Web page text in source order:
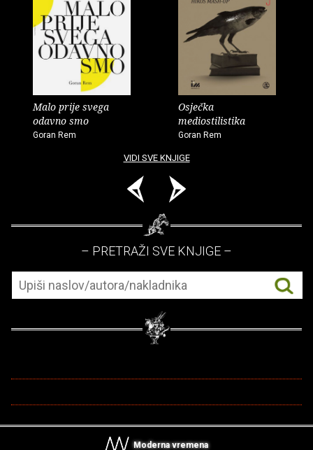
Malo prije svega
odavno smo
Goran Rem
Osječka
mediostilistika
Goran Rem
VIDI SVE KNJIGE
– PRETRAŽI SVE KNJIGE –
Moderna vremena